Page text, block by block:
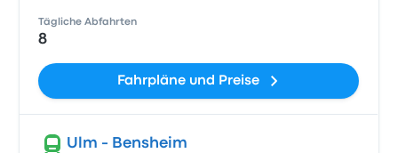
Tägliche Abfahrten
8
Fahrpläne und Preise
Ulm - Bensheim